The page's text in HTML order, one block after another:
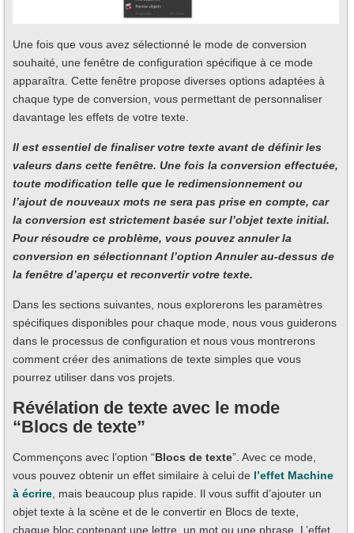
Une fois que vous avez sélectionné le mode de conversion
souhaité, une fenêtre de configuration spécifique à ce mode
apparaîtra. Cette fenêtre propose diverses options adaptées à
chaque type de conversion, vous permettant de personnaliser
davantage les effets de votre texte.
Il est essentiel de finaliser votre texte avant de définir les
valeurs dans cette fenêtre. Une fois la conversion effectuée,
toute modification telle que le redimensionnement ou
l’ajout de nouveaux mots ne sera pas prise en compte, car
la conversion est strictement basée sur l’objet texte initial.
Pour résoudre ce problème, vous pouvez annuler la
conversion en sélectionnant l’option Annuler au-dessus de
la fenêtre d’aperçu et reconvertir votre texte.
Dans les sections suivantes, nous explorerons les paramètres
spécifiques disponibles pour chaque mode, nous vous guiderons
dans le processus de configuration et nous vous montrerons
comment créer des animations de texte simples que vous
pourrez utiliser dans vos projets.
Révélation de texte avec le mode
“Blocs de texte”
Commençons avec l’option “Blocs de texte”. Avec ce mode,
vous pouvez obtenir un effet similaire à celui de l’effet Machine
à écrire , mais beaucoup plus rapide. Il vous suffit d’ajouter un
objet texte à la scène et de le convertir en Blocs de texte,
chaque bloc contenant une lettre, un mot ou une phrase. L’effet